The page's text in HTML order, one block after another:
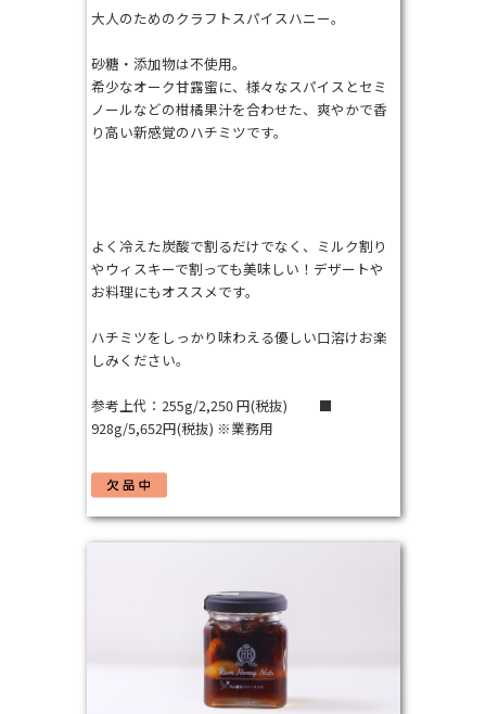
大人のためのクラフトスパイスハニー。
砂糖・添加物は不使用。
希少なオーク甘露蜜に、様々なスパイスとセミ
ノールなどの柑橘果汁を合わせた、爽やかで香
り高い新感覚のハチミツです。
よく冷えた炭酸で割るだけでなく、ミルク割り
やウィスキーで割っても美味しい！デザートや
お料理にもオススメです。
ハチミツをしっかり味わえる優しい口溶けお楽
しみください。
参考上代：255g/2,250 円(税抜) ■
928g/5,652円(税抜) ※業務用